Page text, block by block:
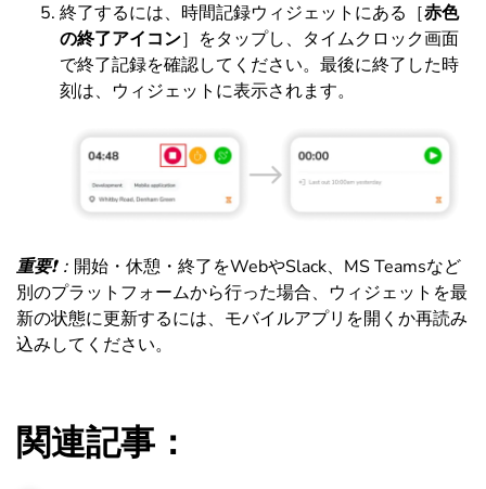
終了するには、時間記録ウィジェットにある［赤色
の終了アイコン］をタップし、タイムクロック画面
で終了記録を確認してください。最後に終了した時
刻は、ウィジェットに表示されます。
重要❗： 開始・休憩・終了をWebやSlack、MS Teamsなど
別のプラットフォームから行った場合、ウィジェットを最
新の状態に更新するには、モバイルアプリを開くか再読み
込みしてください。
関連記事：